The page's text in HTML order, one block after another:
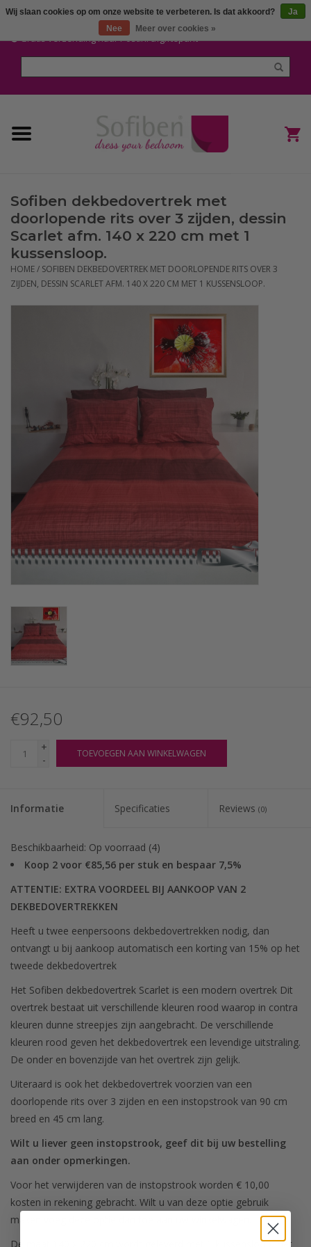
Gratis verzending naar Post.nl afgiftepunt
Mijn account / Registreren
Dekbedovertrekken
(Hoes) Laken en Lakensets
Sofiben Outlet
Sofiben BLOG
Sofiben dekbedovertrek met
doorlopende rits over 3 zijden, dessin
Scarlet afm. 140 x 220 cm met 1
kussensloop.
HOME/ SOFIBEN DEKBEDOVERTREK MET DOORLOPENDE RITS OVER 3
ZIJDEN, DESSIN SCARLET AFM. 140 X 220 CM MET 1 KUSSENSLOOP.
€92,50
+
-
TOEVOEGEN AAN WINKELWAGEN
Informatie Specificaties Reviews (0)
Beschikbaarheid: Op voorraad (4)
Koop 2 voor €85,56 per stuk en bespaar 7,5%
ATTENTIE: EXTRA VOORDEEL BIJ AANKOOP VAN 2
DEKBEDOVERTREKKEN
Heeft u twee eenpersoons dekbedovertrekken nodig, dan
ontvangt u bij aankoop automatisch een korting van 15% op het
tweede dekbedovertrek
Het Sofiben dekbedovertrek Scarlet is een modern overtrek Dit
overtrek bestaat uit verschillende kleuren rood waarop in contra
kleuren dunne streepjes zijn aangebracht. De verschillende
kleuren rood geven het dekbedovertrek een levendige uitstraling.
De onder en bovenzijde van het overtrek zijn gelijk.
Uiteraard is ook het dekbedovertrek voorzien van een
doorlopende rits over 3 zijden en een instopstrook van 90 cm
breed en 45 cm lang.
Wilt u liever geen instopstrook, geef dit bij uw bestelling
aan onder opmerkingen.
Voor het verwijderen van de instopstrook worden € 10,00
kosten in rekening gebracht. Wilt u van deze optie gebruik
maken voeg deze optie dan toe aan uw winkelwagen.
De maat 140 x 220 cm wordt geleverd met 1 kussensloop. Het
Wij slaan cookies op om onze website te verbeteren. Is dat akkoord?
Ja
Nee
Meer over cookies »